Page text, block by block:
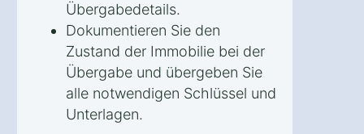
Übergabedetails.
Dokumentieren Sie den
Zustand der Immobilie bei der
Übergabe und übergeben Sie
alle notwendigen Schlüssel und
Unterlagen.